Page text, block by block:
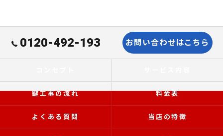
0120-492-193 お問い合わせはこちら
鍵工事の流れ 料金表
よくある質問 当店の特徴